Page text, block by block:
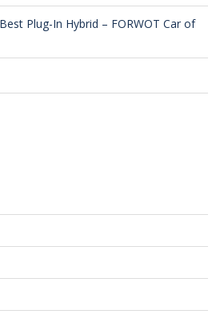
Plug-In Hybrid – FORWOT Car of